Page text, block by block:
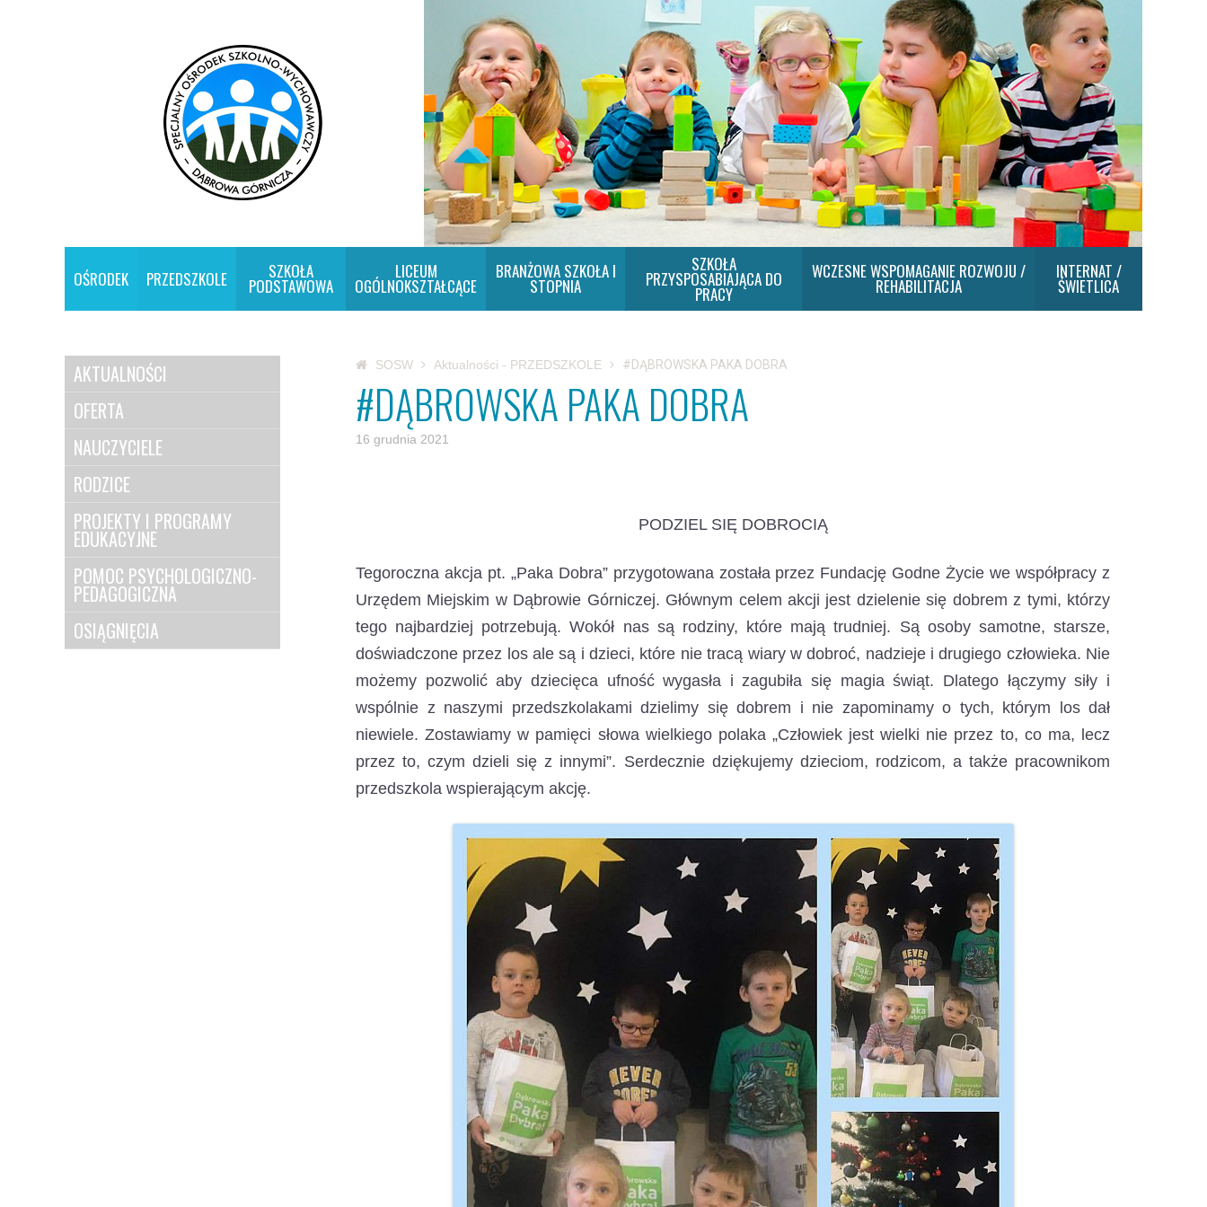
OŚRODEK PRZEDSZKOLE SZKOŁA
PODSTAWOWA
LICEUM
OGÓLNOKSZTAŁCĄCE
BRANŻOWA SZKOŁA I
STOPNIA
SZKOŁA
PRZYSPOSABIAJĄCA DO
PRACY
WCZESNE WSPOMAGANIE ROZWOJU /
REHABILITACJA
INTERNAT /
ŚWIETLICA
AKTUALNOŚCI
OFERTA
NAUCZYCIELE
RODZICE
PROJEKTY I PROGRAMY
EDUKACYJNE
POMOC PSYCHOLOGICZNO-
PEDAGOGICZNA
OSIĄGNIĘCIA
SOSW Aktualności - PRZEDSZKOLE #DĄBROWSKA PAKA DOBRA
#DĄBROWSKA PAKA DOBRA
16 grudnia 2021
PODZIEL SIĘ DOBROCIĄ
Tegoroczna akcja pt. „Paka Dobra” przygotowana została przez Fundację Godne Życie we współpracy z
Urzędem Miejskim w Dąbrowie Górniczej. Głównym celem akcji jest dzielenie się dobrem z tymi, którzy
tego najbardziej potrzebują. Wokół nas są rodziny, które mają trudniej. Są osoby samotne, starsze,
doświadczone przez los ale są i dzieci, które nie tracą wiary w dobroć, nadzieje i drugiego człowieka. Nie
możemy pozwolić aby dziecięca ufność wygasła i zagubiła się magia świąt. Dlatego łączymy siły i
wspólnie z naszymi przedszkolakami dzielimy się dobrem i nie zapominamy o tych, którym los dał
niewiele. Zostawiamy w pamięci słowa wielkiego polaka „Człowiek jest wielki nie przez to, co ma, lecz
przez to, czym dzieli się z innymi”. Serdecznie dziękujemy dzieciom, rodzicom, a także pracownikom
przedszkola wspierającym akcję.